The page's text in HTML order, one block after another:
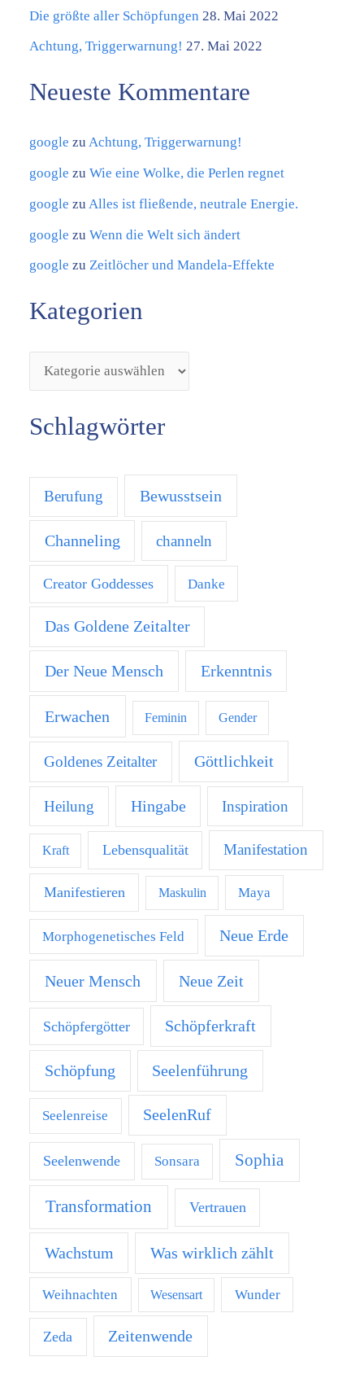
Die größte aller Schöpfungen 28. Mai 2022
Achtung, Triggerwarnung! 27. Mai 2022
Neueste Kommentare
google zuAchtung, Triggerwarnung!
google zuWie eine Wolke, die Perlen regnet
google zuAlles ist fließende, neutrale Energie.
google zuWenn die Welt sich ändert
google zuZeitlöcher und Mandela-Effekte
Kategorien
o
e
Schlagwörter
Berufung Bewusstsein
Channeling channeln
Creator Goddesses Danke
Das Goldene Zeitalter
Der Neue Mensch Erkenntnis
Erwachen Feminin Gender
Goldenes Zeitalter Göttlichkeit
Heilung Hingabe Inspiration
Kraft Lebensqualität Manifestation
Manifestieren Maskulin Maya
Morphogenetisches Feld Neue Erde
Neuer Mensch Neue Zeit
Schöpfergötter Schöpferkraft
Schöpfung Seelenführung
Seelenreise SeelenRuf
Seelenwende Sonsara Sophia
Transformation Vertrauen
Wachstum Was wirklich zählt
Weihnachten Wesensart Wunder
Zeda Zeitenwende